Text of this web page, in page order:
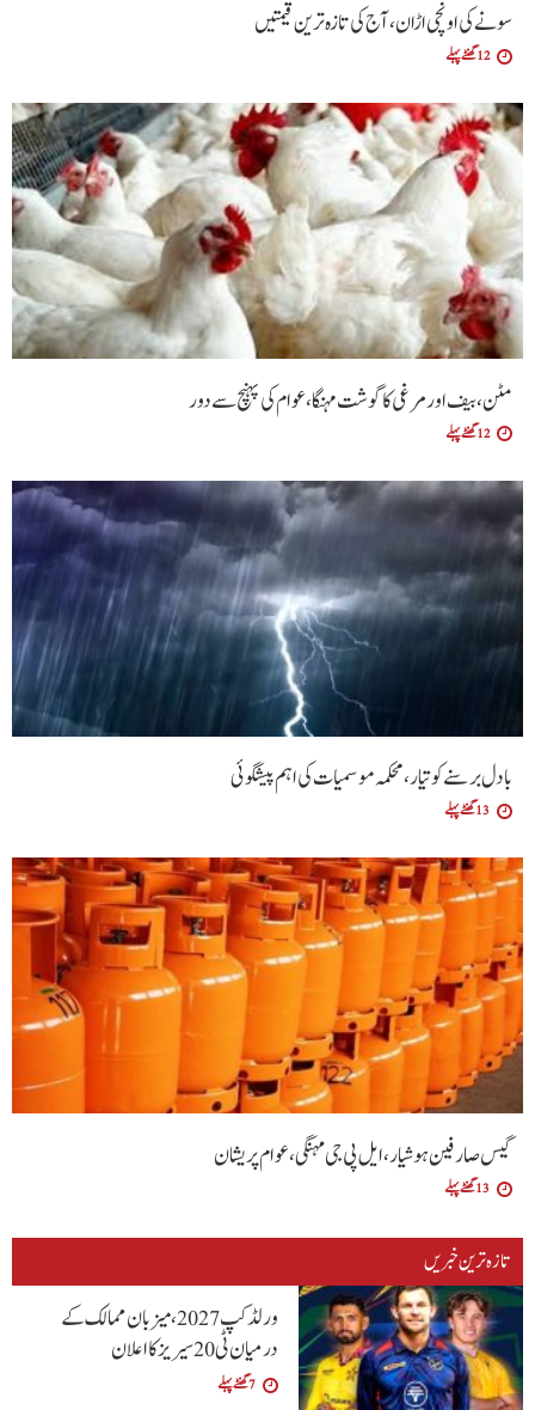
سونے کی اونچی اڑان، آج کی تازہ ترین قیمتیں
12 گھنٹے پہلے
مٹن، بیف اور مرغی کا گوشت مہنگا، عوام کی پہنچ سے دور
12 گھنٹے پہلے
بادل برسنے کو تیار، محکمہ موسمیات کی اہم پیشگوئی
13 گھنٹے پہلے
گیس صارفین ہوشیار، ایل پی جی مہنگی، عوام پریشان
13 گھنٹے پہلے
تازہ ترین خبریں
ورلڈ کپ 2027، میزبان ممالک کے
درمیان ٹی20 سیریز کا اعلان
7 گھنٹے پہلے